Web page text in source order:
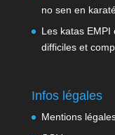
no sen en
Les katas EMPI
difficiles et
Infos légales
Mentions